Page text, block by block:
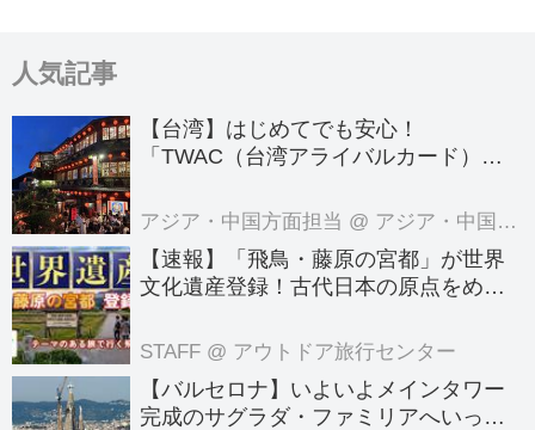
人気記事
【台湾】はじめてでも安心！
「TWAC（台湾アライバルカード）」
アジア・中国方面担当 @ アジア・中国旅行センター
【速報】「飛鳥・藤原の宮都」が世界
文化遺産登録！古代日本の原点をめぐ
のテーマのある旅
STAFF @ アウトドア旅行センター
【バルセロナ】いよいよメインタワー
完成のサグラダ・ファミリアへいって